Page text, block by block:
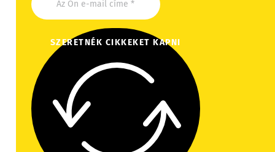
SZERETNÉK CIKKEKET KAPNI